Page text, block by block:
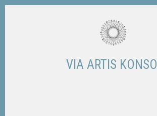
Skip
VIA ARTIS